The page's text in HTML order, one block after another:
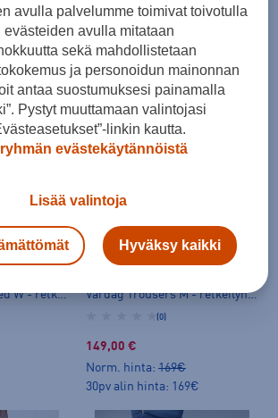
Keb Trousers W - retkeilyhousut
Fjällräven
259,00 €
Keb Trousers Curved W - retkeilyhousut
HINTA VERKOSSA
Vardag Trousers M - retkeilyhousut
(0)
149,00 €
Norm. hinta: 169€
30pv alin hinta: 169€
avulla palvelumme toimivat toivotulla
avulla mitataan
sekä mahdollistetaan
ja personoidun mainonnan
antaa suostumuksesi painamalla
Pystyt muuttamaan valintojasi
linkin kautta.
evästekäytännöistä
Lisää valintoja
Hyväksy kaikki